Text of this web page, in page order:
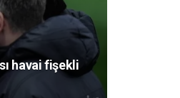
havai fişekli